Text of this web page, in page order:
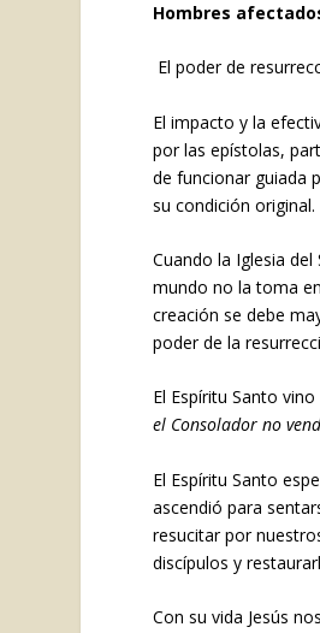
Hombres
El poder de
El impacto y la
por las epístolas,
de funcionar guiada
su condición original.
Cuando la Iglesia
mundo no la toma
creación se debe
poder de la
El Espíritu Santo
el Consolador no
El Espíritu Santo
ascendió para
resucitar por
discípulos y
Con su vida Jesús